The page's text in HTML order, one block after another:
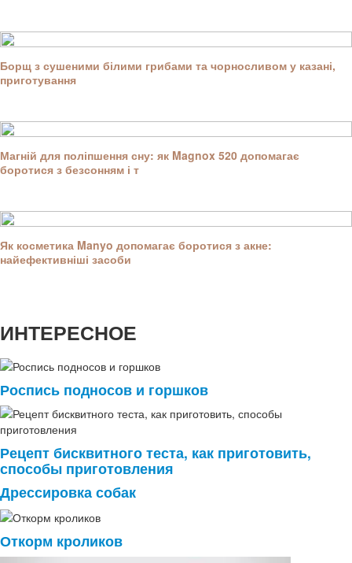
Борщ з сушеними білими грибами та чорносливом у казані,
приготування
Магній для поліпшення сну: як Magnox 520 допомагає
боротися з безсонням і т
Як косметика Manyo допомагає боротися з акне:
найефективніші засоби
ИНТЕРЕСНОЕ
Роспись подносов и горшков
Рецепт бисквитного теста, как приготовить,
способы приготовления
Дрессировка собак
Откорм кроликов